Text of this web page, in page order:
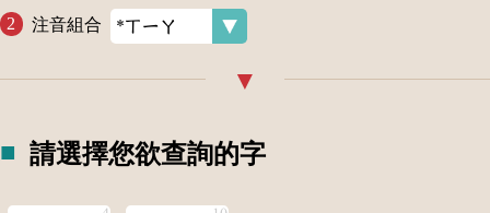
注音組合
請選擇您欲查詢的字